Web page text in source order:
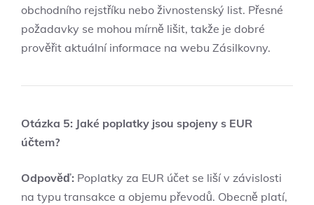
obchodního rejstříku nebo živnostenský list. Přesné
požadavky se mohou mírně lišit, takže je dobré
prověřit aktuální informace na webu Zásilkovny.
Otázka 5: Jaké poplatky jsou spojeny s EUR
účtem?
Odpověď: Poplatky za EUR účet se liší v závislosti
na typu transakce a objemu převodů. Obecně platí,